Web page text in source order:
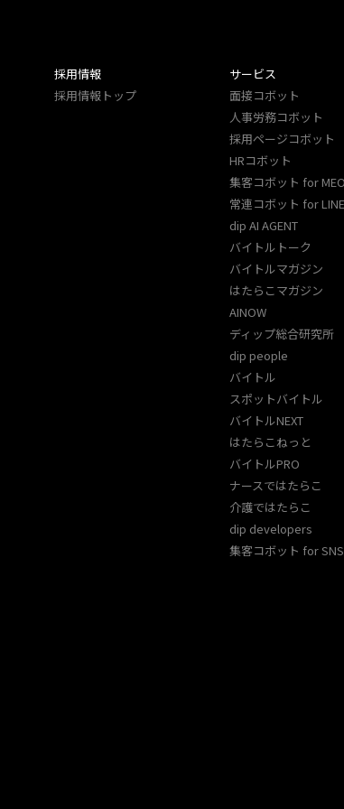
採用情報
採用情報トップ
サービス
面接コボット
人事労務コボット​
採用ページコボット​
HRコボット
集客コボット for MEO
常連コボット for LINE​
dip AI AGENT
バイトルトーク
バイトルマガジン
はたらこマガジン
AINOW
ディップ総合研究所
dip people
バイトル
スポットバイトル
バイトルNEXT
はたらこねっと
バイトルPRO
ナースではたらこ
介護ではたらこ
dip developers
集客コボット for